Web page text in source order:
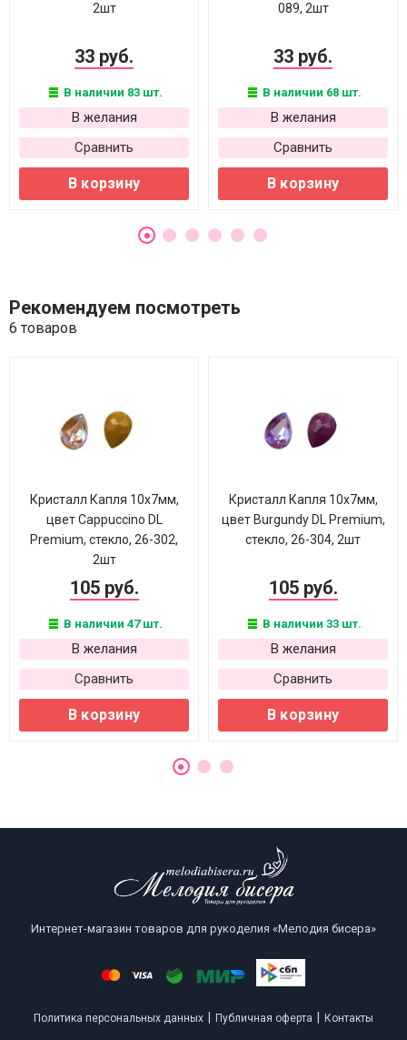
2шт
33 руб.
В наличии 83 шт.
В желания
Сравнить
В корзину
089, 2шт
33 руб.
В наличии 68 шт.
В желания
Сравнить
В корзину
Рекомендуем посмотреть
6 товаров
Кристалл Капля 10х7мм,
цвет Cappuccino DL
Premium, стекло, 26-302,
2шт
105 руб.
В наличии 47 шт.
В желания
Сравнить
В корзину
Кристалл Капля 10х7мм,
цвет Burgundy DL Premium,
стекло, 26-304, 2шт
105 руб.
В наличии 33 шт.
В желания
Сравнить
В корзину
Интернет-магазин товаров для рукоделия «Мелодия бисера»
Политика персональных данных Публичная оферта Контакты